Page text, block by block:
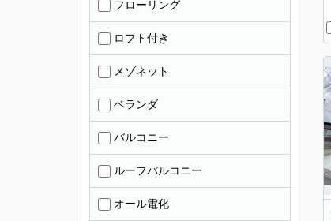
フローリング
ロフト付き
メゾネット
ベランダ
バルコニー
ルーフバルコニー
オール電化